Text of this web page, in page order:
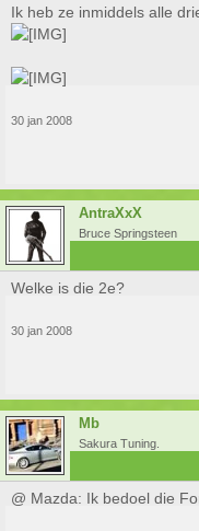
Ik heb ze inmiddels alle
30 jan 2008
AntraXxX
Bruce Springsteen
Welke is die 2e?
30 jan 2008
Mb
Sakura Tuning.
@ Mazda: Ik bedoel die